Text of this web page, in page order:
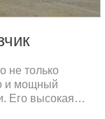
не только
и мощный
Его высокая